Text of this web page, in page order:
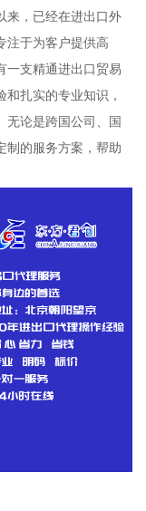
来，已经在进出口外
注于为客户提供高
一支精通进出口贸易
扎实的专业知识，
无论是跨国公司、国
制的服务方案，帮助